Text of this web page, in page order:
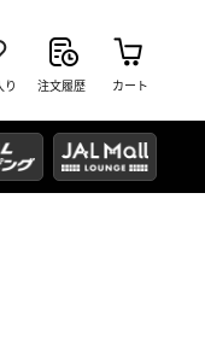
り 注文履歴 カート